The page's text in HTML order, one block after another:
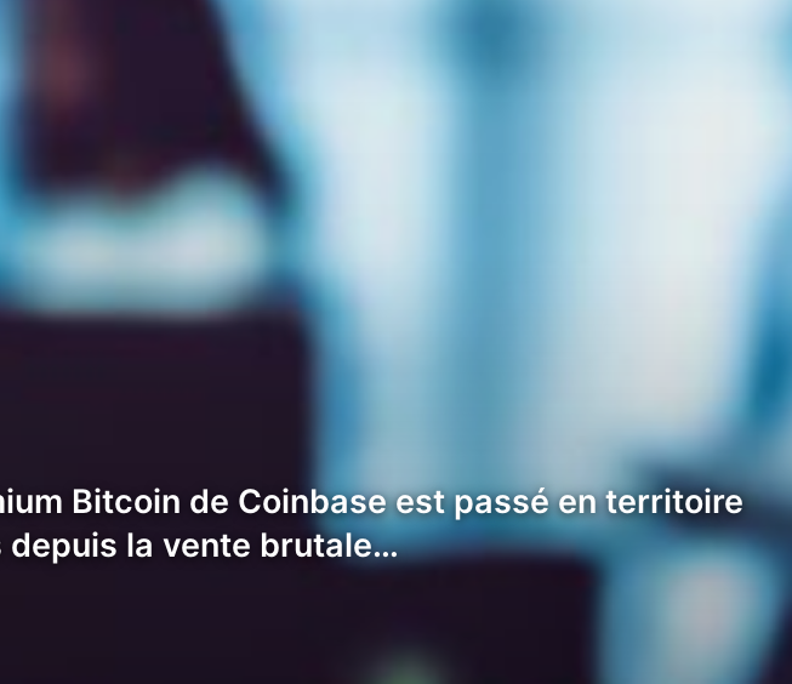
Bitcoin de Coinbase est passé en territoire
la vente brutale…